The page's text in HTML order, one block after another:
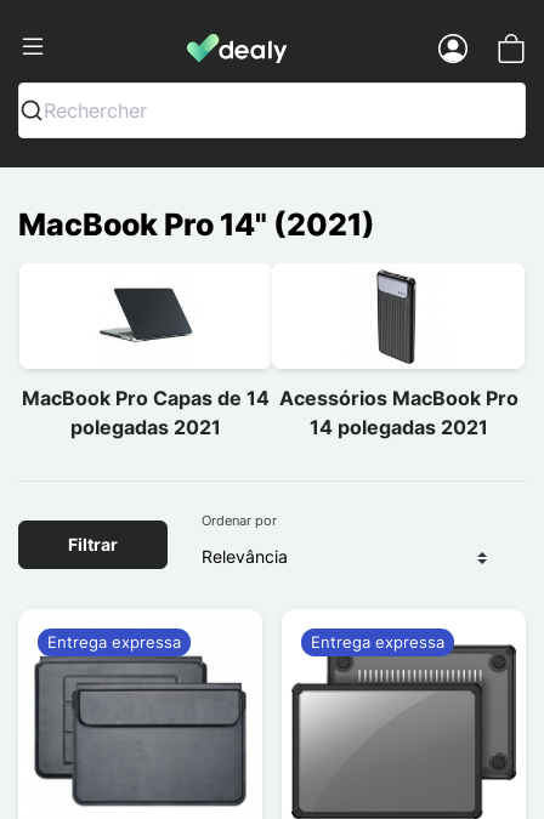
Dealy - Capas e acessórios para
Rechercher
MacBook Pro 14" (2021)
MacBook Pro Capas de 14
polegadas 2021
Acessórios MacBook Pro
14 polegadas 2021
Filtrar
Ordenar por
Entrega expressa Entrega expressa